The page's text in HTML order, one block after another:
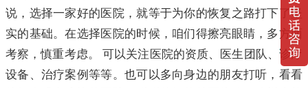
说，选择一家好的医院，就等于为你的恢复之路打下了坚
实的基础。在选择医院的时候，咱们得擦亮眼睛，多方面
考察，慎重考虑。 可以关注医院的资质、医生团队、诊疗
设备、治疗案例等等。也可以多向身边的朋友打听，看看